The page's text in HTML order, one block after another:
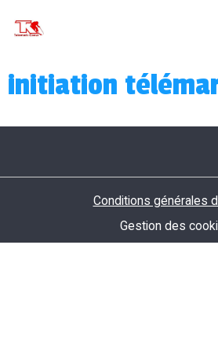
initiation
Conditions générales
Gestion des